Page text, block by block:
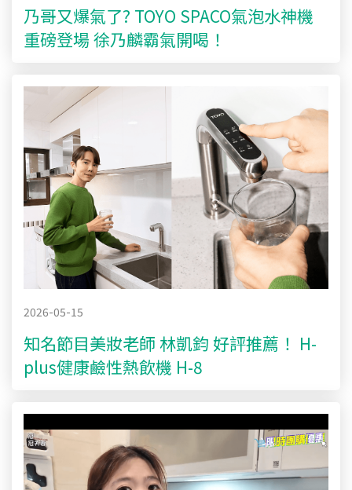
乃哥又爆氣了? TOYO SPACO氣泡水神機
重磅登場 徐乃麟霸氣開喝！
2026-05-15
知名節目美妝老師 林凱鈞 好評推薦！ H-
plus健康鹼性熱飲機 H-8